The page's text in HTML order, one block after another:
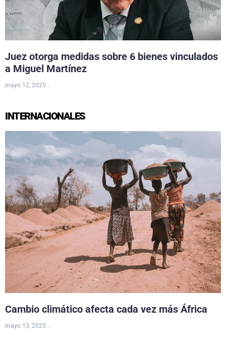
Juez otorga medidas sobre 6 bienes vinculados
a Miguel Martínez
mayo 12, 2025
INTERNACIONALES
Cambio climático afecta cada vez más África
mayo 13, 2025